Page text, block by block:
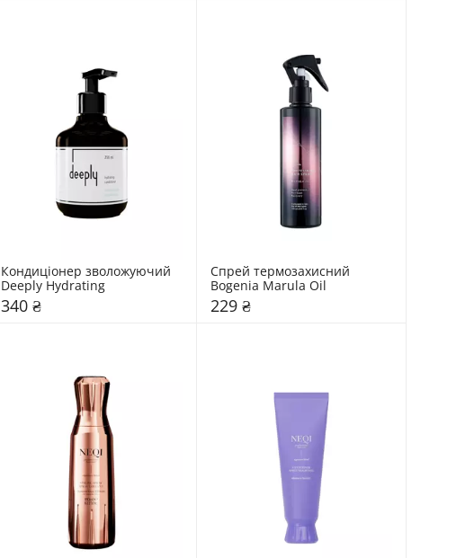
Кондиціонер зволожуючий
Deeply Hydrating
340 ₴
Спрей термозахисний
Bogenia Marula Oil
229 ₴